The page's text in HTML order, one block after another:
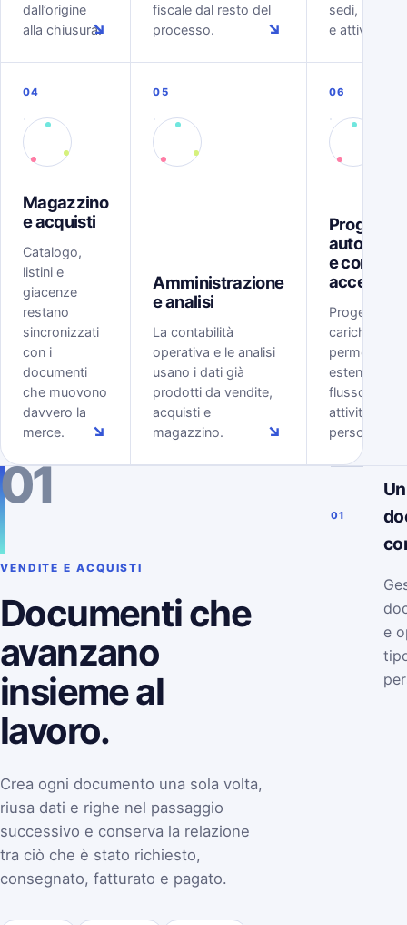
dall’origine
alla chiusura.
↘
fiscale dal resto del
processo.
↘
sedi,
e attività.
04
Magazzino
e acquisti
Catalogo,
listini e
giacenze
restano
sincronizzati
con i
documenti
che muovono
davvero la
merce.
↘
05
Amministrazione
e analisi
La contabilità
operativa e le analisi
usano i dati già
prodotti da vendite,
acquisti e
magazzino.
↘
06
Progetti,
e
accessi
Progetti,
carichi,
permessi
estendono il
flusso ERP
attività delle
persone.
01
VENDITE E ACQUISTI
Documenti che
avanzano
insieme al
lavoro.
Crea ogni documento una sola volta,
riusa dati e righe nel passaggio
successivo e conserva la relazione
tra ciò che è stato richiesto,
consegnato, fatturato e pagato.
01
e